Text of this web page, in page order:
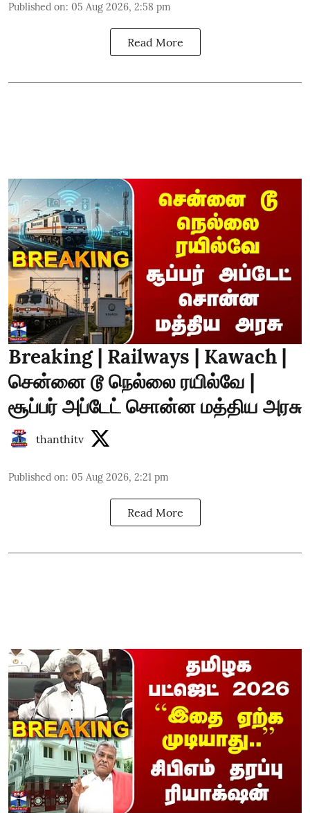
Published on: 05 Aug 2026, 2:58 pm
Read More
Breaking | Railways | Kawach |
சென்னை டூ நெல்லை ரயில்வே |
சூப்பர் அப்டேட் சொன்ன மத்திய அரசு
thanthitv
Published on: 05 Aug 2026, 2:21 pm
Read More